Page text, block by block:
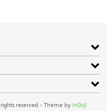
reserved - Theme by InStijl